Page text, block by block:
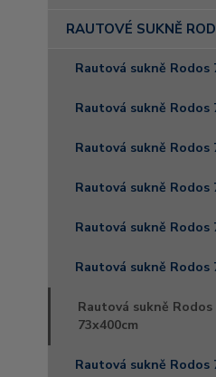
RAUTOVÉ SUKNĚ
Rautová sukně Rodos
Rautová sukně Rodos
Rautová sukně Rodos
Rautová sukně Rodos
Rautová sukně Rodos
Rautová sukně Rodos
Rautová sukně Rodos
73x400cm
Rautová sukně Rodos